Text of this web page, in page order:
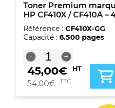
Toner Premium
HP CF410X / CF410A –
Référence : CF410X-GG
Capacité : 6.500 pages
-
quantité
de
Toner
Premium
G&G
+
45,00€ HT
54,00€ TTC